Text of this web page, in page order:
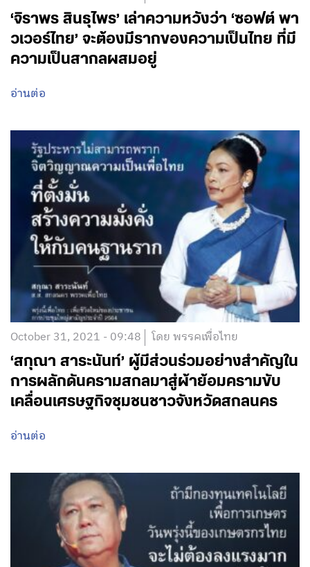
‘จิราพร สินธุไพร’ เล่าความหวังว่า ‘ซอฟต์ พา
วเวอร์ไทย’ จะต้องมีรากของความเป็นไทย ที่มี
ความเป็นสากลผสมอยู่
อ่านต่อ
October 31, 2021 - 09:48 โดย พรรคเพื่อไทย
‘สกุณา สาระนันท์’ ผู้มีส่วนร่วมอย่างสำคัญใน
การผลักดันครามสกลมาสู่ผ้าย้อมครามขับ
เคลื่อนเศรษฐกิจชุมชนชาวจังหวัดสกลนคร
อ่านต่อ